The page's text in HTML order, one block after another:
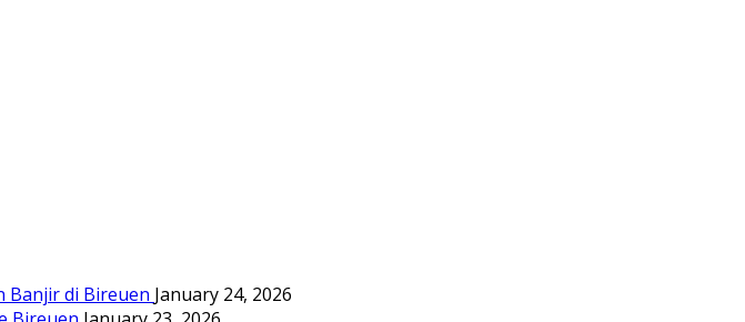
Banjir di Bireuen January 24, 2026